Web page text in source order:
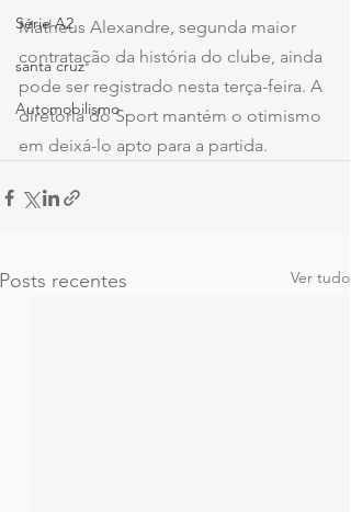
Série A2
santa cruz
Automobilismo
Matheus Alexandre, segunda maior
contratação da história do clube, ainda
pode ser registrado nesta terça-feira. A
diretoria do Sport mantém o otimismo
em deixá-lo apto para a partida.
Posts recentes Ver tudo